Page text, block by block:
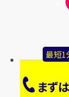
最短1
まずは